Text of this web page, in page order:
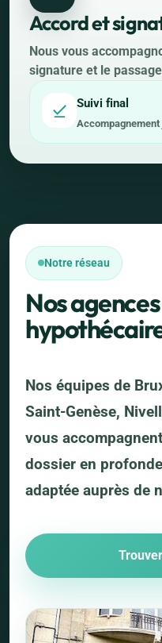
Accord et
Nous vous
signature et le
Suivi final
Accompagnement
Notre réseau
Nos
Nos équipes de
Saint-Genèse,
vous
dossier en
adaptée auprès de